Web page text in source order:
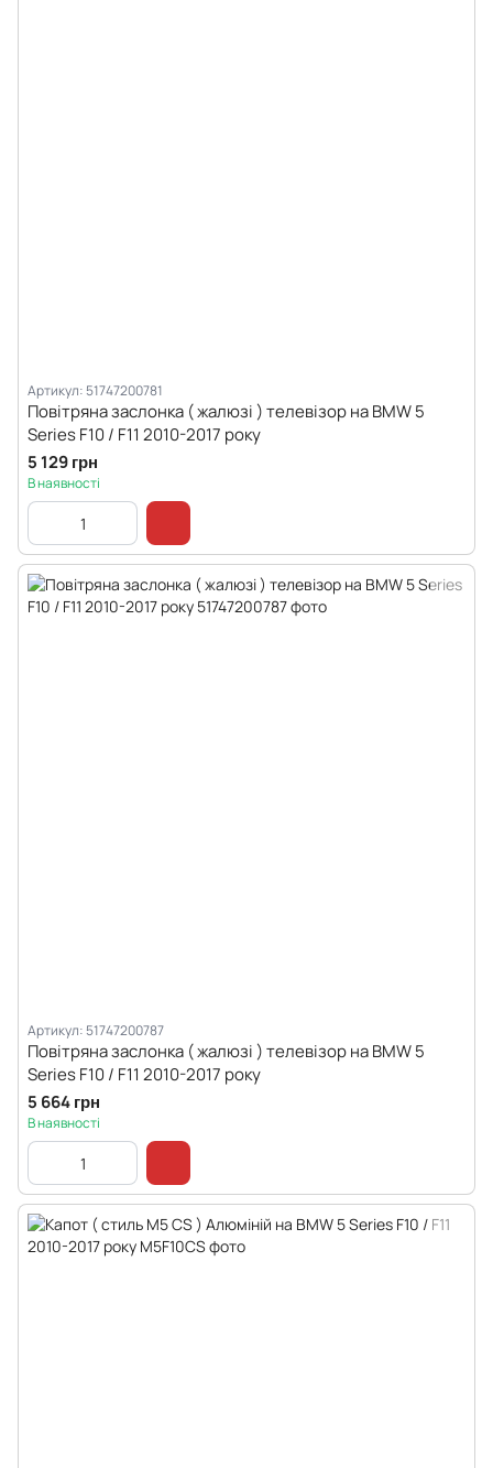
Артикул: 51747200781
Повітряна заслонка ( жалюзі ) телевізор на BMW 5
Series F10 / F11 2010-2017 року
5 129 грн
В наявності
Артикул: 51747200787
Повітряна заслонка ( жалюзі ) телевізор на BMW 5
Series F10 / F11 2010-2017 року
5 664 грн
В наявності